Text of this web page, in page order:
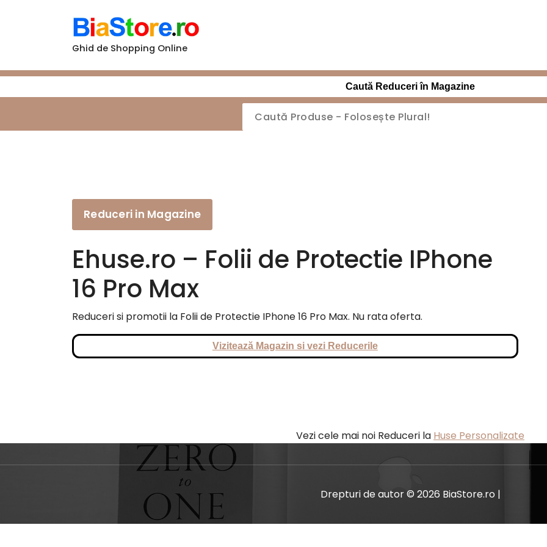
Ghid de Shopping Online
Caută Reduceri în Magazine
Reduceri in Magazine
Ehuse.ro – Folii de Protectie IPhone
16 Pro Max
Reduceri si promotii la Folii de Protectie IPhone 16 Pro Max. Nu rata oferta.
Vizitează Magazin si vezi Reducerile
Vezi cele mai noi Reduceri la Huse Personalizate
Drepturi de autor © 2026 BiaStore.ro |